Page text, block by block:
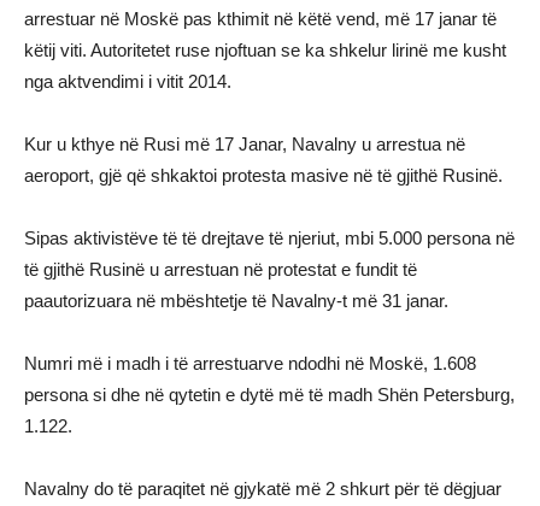
arrestuar në Moskë pas kthimit në këtë vend, më 17 janar të
këtij viti. Autoritetet ruse njoftuan se ka shkelur lirinë me kusht
nga aktvendimi i vitit 2014.
Kur u kthye në Rusi më 17 Janar, Navalny u arrestua në
aeroport, gjë që shkaktoi protesta masive në të gjithë Rusinë.
Sipas aktivistëve të të drejtave të njeriut, mbi 5.000 persona në
të gjithë Rusinë u arrestuan në protestat e fundit të
paautorizuara në mbështetje të Navalny-t më 31 janar.
Numri më i madh i të arrestuarve ndodhi në Moskë, 1.608
persona si dhe në qytetin e dytë më të madh Shën Petersburg,
1.122.
Navalny do të paraqitet në gjykatë më 2 shkurt për të dëgjuar